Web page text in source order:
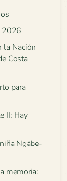
2026
la Nación
Costa
para
II: Hay
Ngäbe-
memoria: